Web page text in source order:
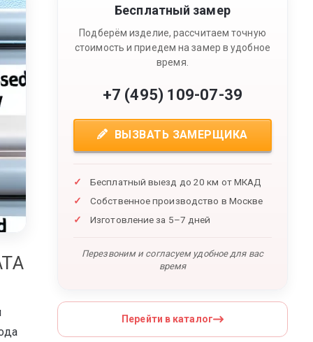
Бесплатный замер
Подберём изделие, рассчитаем точную
стоимость и приедем на замер в удобное
время.
+7 (495) 109-07-39
ВЫЗВАТЬ ЗАМЕРЩИКА
Бесплатный выезд до 20 км от МКАД
Собственное производство в Москве
Изготовление за 5–7 дней
Перезвоним и согласуем удобное для вас
время
Перейти в каталог